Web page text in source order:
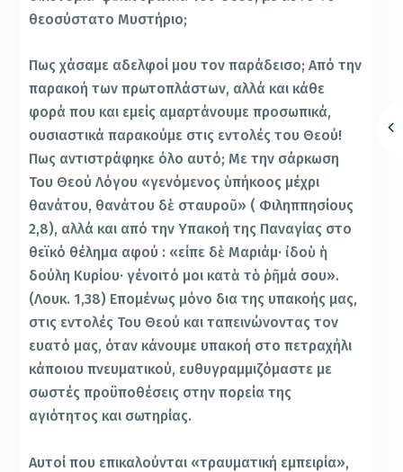
θεοσύστατο Μυστήριο;
Πως χάσαμε αδελφοί μου τον παράδεισο; Από την
παρακοή των πρωτοπλάστων, αλλά και κάθε
φορά που και εμείς αμαρτάνουμε προσωπικά,
ουσιαστικά παρακούμε στις εντολές του Θεού!
Πως αντιστράφηκε όλο αυτό; Με την σάρκωση
Του Θεού Λόγου «γενόμενος ὑπήκοος μέχρι
θανάτου, θανάτου δὲ σταυροῦ» ( Φιληππησίους
2,8), αλλά και από την Υπακοή της Παναγίας στο
θεϊκό θέλημα αφού : «είπε δὲ Μαριάμ· ἰδοὺ ἡ
δούλη Κυρίου· γένοιτό μοι κατὰ τὸ ῥῆμά σου».
(Λουκ. 1,38) Επομένως μόνο δια της υπακοής μας,
στις εντολές Του Θεού και ταπεινώνοντας τον
ευατό μας, όταν κάνουμε υπακοή στο πετραχήλι
κάποιου πνευματικού, ευθυγραμμιζόμαστε με
σωστές προϋποθέσεις στην πορεία της
αγιότητος και σωτηρίας.
Αυτοί που επικαλούνται «τραυματική εμπειρία»,